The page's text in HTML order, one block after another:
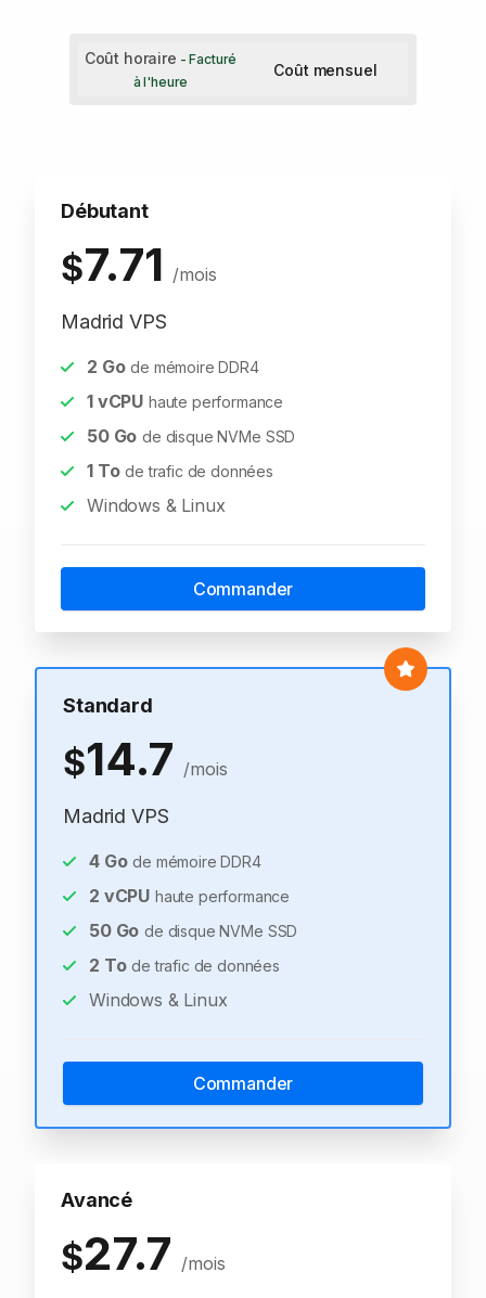
Coût horaire - Facturé
à l'heure
Coût mensuel
Débutant
$7.71 /mois
Madrid VPS
2 Go de mémoire DDR4
1vCPU haute performance
50Go de disque NVMe SSD
1To de trafic de données
Windows & Linux
Commander
Standard
$14.7 /mois
Madrid VPS
4Go de mémoire DDR4
2 vCPU haute performance
50Go de disque NVMe SSD
2 To de trafic de données
Windows & Linux
Commander
Avancé
$27.7 /mois